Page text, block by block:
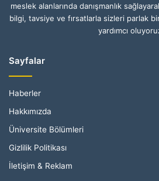
meslek alanlarında danışmanlık
bilgi, tavsiye ve fırsatlarla sizleri parlak
yardımcı
Sayfalar
Haberler
Hakkımızda
Üniversite Bölümleri
Gizlilik Politikası
İletişim & Reklam